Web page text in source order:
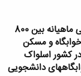
به طور کلی هزینه زندگی دانشجویی در کشور اسلواکی ماهیانه بین 800
و مسکن
کشور اسلواک
می باشد ، خوابگاههای دانشجویی